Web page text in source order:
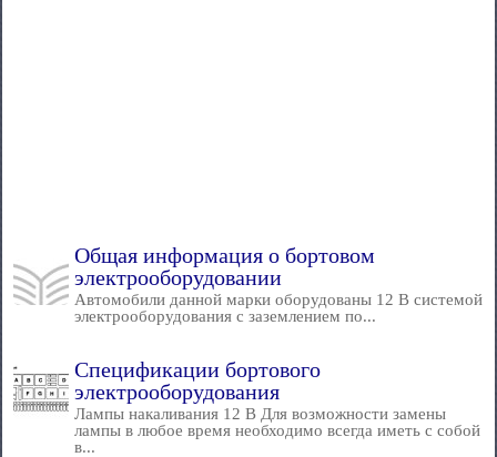
Общая информация о бортовом
электрооборудовании
Автомобили данной марки оборудованы 12 В системой
электрооборудования с заземлением по...
Спецификации бортового
электрооборудования
Лампы накаливания 12 В Для возможности замены
лампы в любое время необходимо всегда иметь с собой
в...